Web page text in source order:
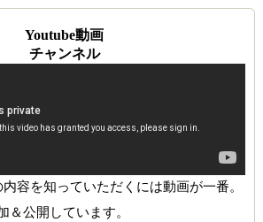
Youtube動画
チャンネル
容を知っていただくには動画が一番。
＆公開しています。